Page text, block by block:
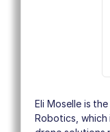
Eli Moselle is
Robotics,